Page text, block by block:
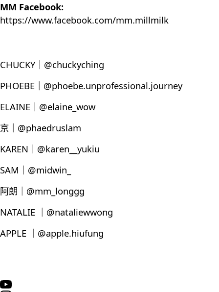
MM Facebook:
https://www.facebook.com/mm.millmilk
CHUCKY｜@chuckyching
PHOEBE｜@phoebe.unprofessional.journey
ELAINE｜@elaine_wow
京｜@phaedruslam
KAREN｜@karen__yukiu
SAM｜@midwin_
阿朗｜@mm_longgg
NATALIE ｜@nataliewwong
APPLE ｜@apple.hiufung